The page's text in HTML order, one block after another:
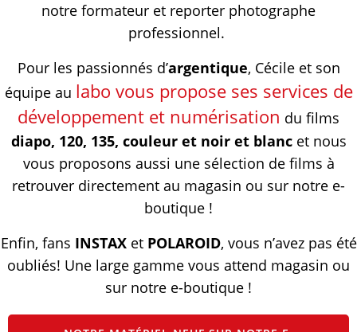
notre formateur et reporter photographe
professionnel.
Pour les passionnés d’argentique, Cécile et son
équipe au labo vous propose ses services de
développement et numérisation du films
diapo, 120, 135, couleur et noir et blancet nous
vous proposons aussi une sélection de films à
retrouver directement au magasin ou sur notre e-
boutique !
Enfin, fans INSTAXet POLAROID, vous n’avez pas été
oubliés! Une large gamme vous attend magasin ou
sur notre e-boutique !